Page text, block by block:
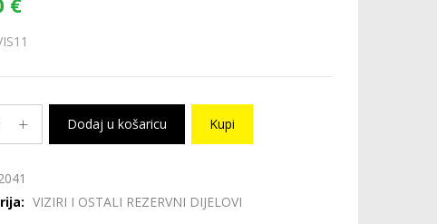
Dodaj u košaricu Kupi
VIZIRI I OSTALI REZERVNI DIJELOVI